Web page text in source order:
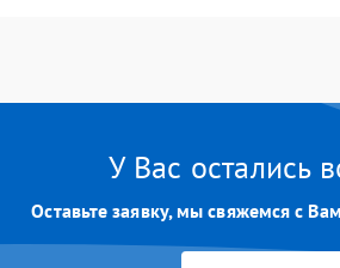
У Вас остались
Оставьте заявку, мы свяжемся с